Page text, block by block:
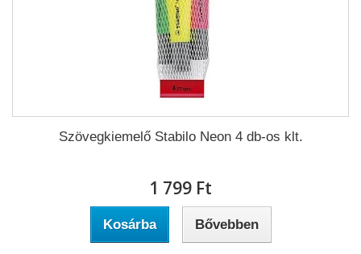
Szövegkiemelő Stabilo Neon 4 db-os klt.
1 799 Ft‎
Kosárba Bővebben